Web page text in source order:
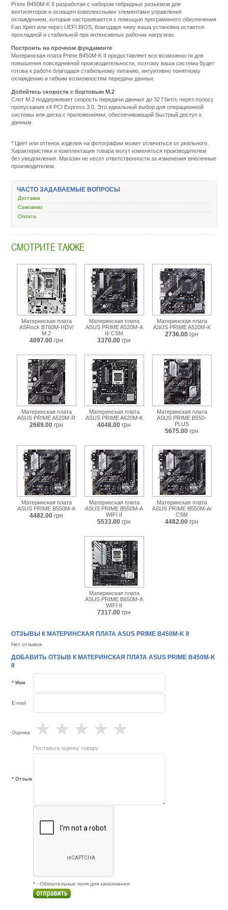
Prime B450M-K II разработан с набором гибридных разъемов для
вентиляторов и оснащен комплексными элементами управления
охлаждением, которые настраиваются с помощью программного обеспечения
Fan Xpert или через UEFI BIOS, благодаря чему ваша установка остается
прохладной и стабильной при интенсивных рабочих нагрузках.
Построить на прочном фундаменте
Материнская плата Prime B450M-K II предоставляет все возможности для
повышения повседневной производительности, поэтому ваша система будет
готова к работе благодаря стабильному питанию, интуитивно понятному
охлаждению и гибким возможностям передачи данных.
Добейтесь скорости с бортовым M.2
Слот M.2 поддерживает скорость передачи данных до 32 Гбит/с через полосу
пропускания x4 PCI Express 3.0. Это идеальный выбор для операционной
системы или диска с приложениями, обеспечивающий быстрый доступ к
данным.
kompyuternye-
komplektuyuschie/6474-
materinskaya-
plata/435138-
b450m-
k-
ii.html
* Цвет или оттенок изделия на фотографии может отличаться от реального.
Характеристики и комплектация товара могут изменяться производителем
без уведомления. Магазин не несет ответственности за изменения внесенные
производителем.
ЧАСТО ЗАДАВАЕМЫЕ ВОПРОСЫ
Доставка
Самовивіз
Оплата
СМОТРИТЕ ТАКЖЕ
Материнская плата
ASRock B760M-HDV/
M.2
4097.00 грн
Материнская плата
ASUS PRIME A520M-A
II/ CSM
3370.00 грн
Материнская плата
ASUS PRIME A520M-K
2736.00 грн
Материнская плата
ASUS PRIME A520M-R
2689.00 грн
Материнская плата
ASUS PRIME A620M-K
4048.00 грн
Материнская плата
ASUS PRIME B550-
PLUS
5675.00 грн
Материнская плата
ASUS PRIME B550M-A
4482.00 грн
Материнская плата
ASUS PRIME B550M-A
WIFI II
5533.00 грн
Материнская плата
ASUS PRIME B550M-A/
CSM
4482.00 грн
Материнская плата
ASUS PRIME B650M-A
WIFI II
7317.00 грн
ОТЗЫВЫ К МАТЕРИНСКАЯ ПЛАТА ASUS PRIME B450M-K II
Нет отзывов
ДОБАВИТЬ ОТЗЫВ К МАТЕРИНСКАЯ ПЛАТА ASUS PRIME B450M-K
* Имя
E-mail
Оценка ★
★
★
★
★
Поставьте оценку товару
* Отзыв
* - Обязательные поля для заполнения